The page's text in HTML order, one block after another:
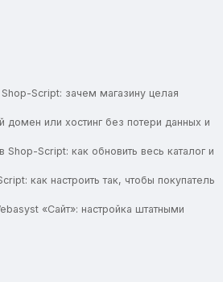
Script: зачем магазину целая
домен или хостинг без потери данных и
Shop-Script: как обновить весь каталог и
как настроить так, чтобы покупатель
«Сайт»: настройка штатными